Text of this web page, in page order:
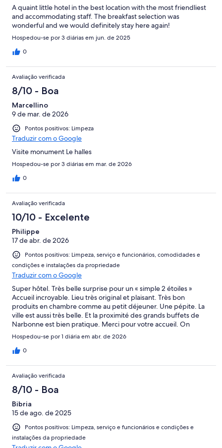
A quaint little hotel in the best location with the most friendliest
and accommodating staff. The breakfast selection was
wonderful and we would definitely stay here again!
Hospedou-se por 3 diárias em jun. de 2025
0
Avaliação verificada
8/10 - Boa
Marcellino
9 de mar. de 2026
Pontos positivos: Limpeza
Traduzir com o Google
Visite monument Le halles
Hospedou-se por 3 diárias em mar. de 2026
0
Avaliação verificada
10/10 - Excelente
Philippe
17 de abr. de 2026
Pontos positivos: Limpeza, serviço e funcionários, comodidades e
condições e instalações da propriedade
Traduzir com o Google
Super hôtel. Très belle surprise pour un « simple 2 étoiles »
Accueil incroyable. Lieu très original et plaisant. Très bon
produits en chambre comme au petit déjeuner. Une pépite. La
ville est aussi très belle. Et la proximité des grands buffets de
Narbonne est bien pratique. Merci pour votre accueil. On
reviendra !
Hospedou-se por 1 diária em abr. de 2026
0
Avaliação verificada
8/10 - Boa
Bibria
15 de ago. de 2025
Pontos positivos: Limpeza, serviço e funcionários e condições e
instalações da propriedade